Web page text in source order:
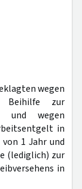
wegen
Beihilfe zur
und wegen
in
1 Jahr und
(lediglich) zur
in